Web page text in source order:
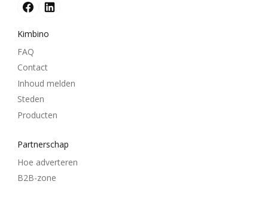
Kimbino
FAQ
Contact
Inhoud melden
Steden
Producten
Partnerschap
Hoe adverteren
B2B-zone